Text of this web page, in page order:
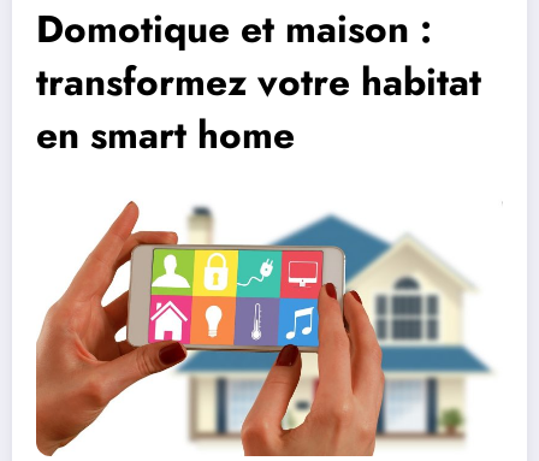
Domotique et maison :
transformez votre habitat
en smart home